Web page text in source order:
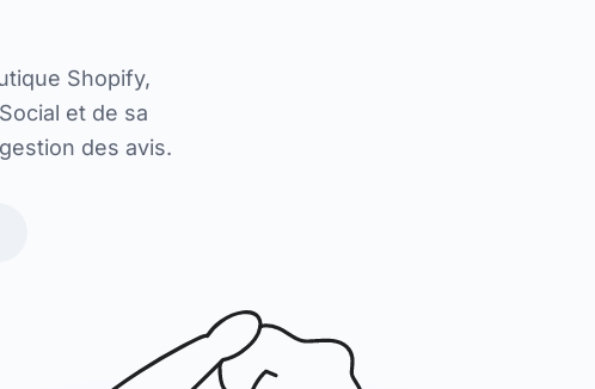
Shopify,
et de sa
des avis.